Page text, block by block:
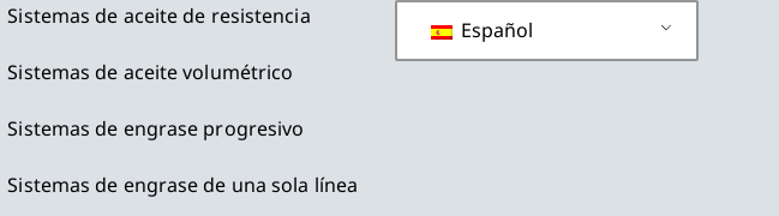
Sistemas de aceite de resistencia
Sistemas de aceite volumétrico
Sistemas de engrase progresivo
Sistemas de engrase de una sola línea
Español